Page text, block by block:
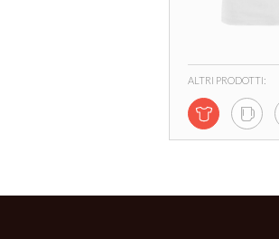
ALTRI PRODOTTI: